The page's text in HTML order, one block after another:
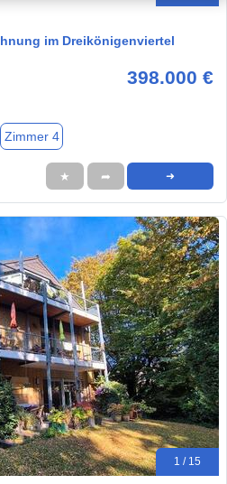
im Dreikönigenviertel
398.000 €
Zimmer 4
★ ➦ ➜
1 / 15